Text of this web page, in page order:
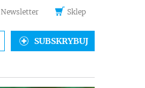
Newsletter Sklep
SUBSKRYBUJ